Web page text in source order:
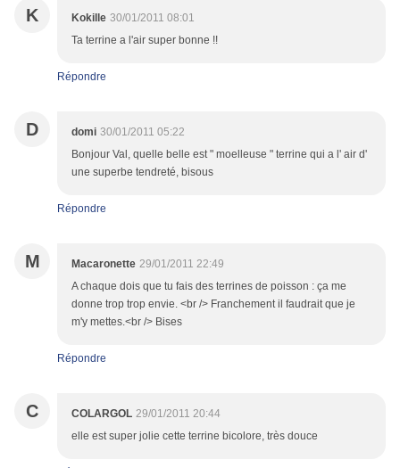
K Kokille 30/01/2011 08:01
Ta terrine a l'air super bonne !!
Répondre
D domi 30/01/2011 05:22
Bonjour Val, quelle belle est " moelleuse " terrine qui a l' air d'
une superbe tendreté, bisous
Répondre
M Macaronette 29/01/2011 22:49
A chaque dois que tu fais des terrines de poisson : ça me
donne trop trop envie. <br /> Franchement il faudrait que je
m'y mettes.<br /> Bises
Répondre
C COLARGOL 29/01/2011 20:44
elle est super jolie cette terrine bicolore, très douce